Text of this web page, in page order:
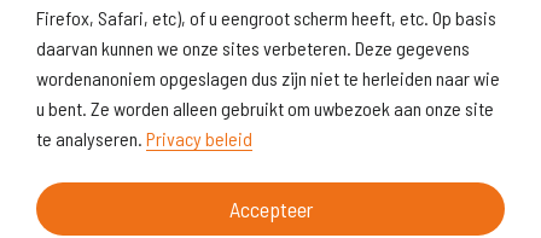
Firefox, Safari, etc), of u eengroot scherm heeft, etc. Op basis
daarvan kunnen we onze sites verbeteren. Deze gegevens
wordenanoniem opgeslagen dus zijn niet te herleiden naar wie
u bent. Ze worden alleen gebruikt om uwbezoek aan onze site
te analyseren. Privacy beleid
Accepteer